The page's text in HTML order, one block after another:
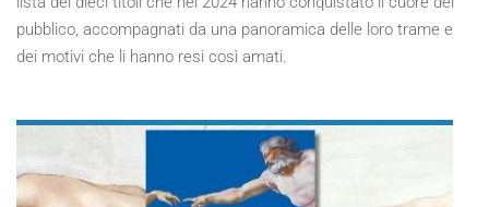
pubblico, accompagnati da una panoramica delle loro trame e
dei motivi che li hanno resi così amati.